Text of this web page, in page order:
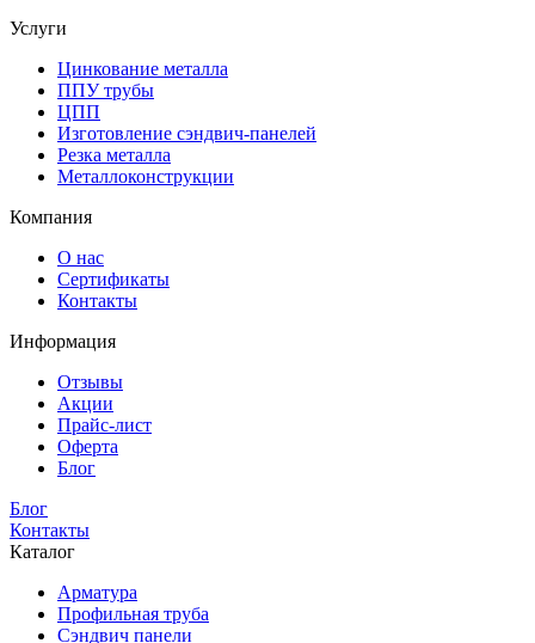
Услуги
Цинкование металла
ППУ трубы
ЦПП
Изготовление сэндвич-панелей
Резка металла
Металлоконструкции
Компания
О нас
Сертификаты
Контакты
Информация
Отзывы
Акции
Прайс-лист
Оферта
Блог
Блог
Контакты
Каталог
Арматура
Профильная труба
Сэндвич панели